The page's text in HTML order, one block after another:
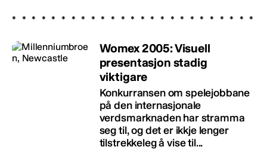
Womex 2005: Visuell
presentasjon stadig
viktigare
Konkurransen om spelejobbane
på den internasjonale
verdsmarknaden har stramma
seg til, og det er ikkje lenger
tilstrekkeleg å vise til...